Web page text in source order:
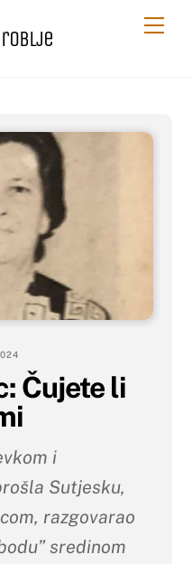
Čujete li
i
Sutjesku,
razgovarao
sredinom